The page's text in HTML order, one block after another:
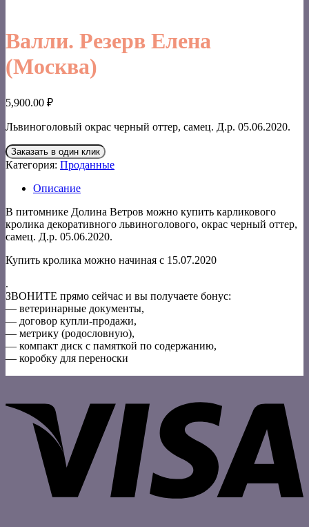
Валли. Резерв Елена
(Москва)
5,900.00 ₽
Львиноголовый окрас черный оттер, самец. Д.р. 05.06.2020.
Заказать в один клик
Категория: Проданные
Описание
В питомнике Долина Ветров можно купить карликового
кролика декоративного львиноголового, окрас черный оттер,
самец. Д.р. 05.06.2020.
Купить кролика можно начиная с 15.07.2020
.
ЗВОНИТЕ прямо сейчас и вы получаете бонус:
— ветеринарные документы,
— договор купли-продажи,
— метрику (родословную),
— компакт диск с памяткой по содержанию,
— коробку для переноски